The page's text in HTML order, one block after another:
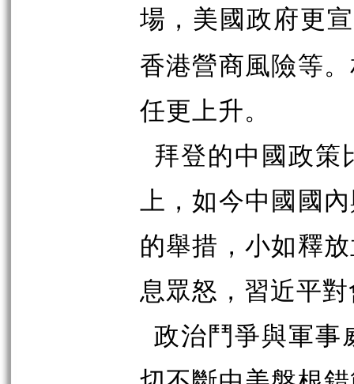
場，美國政府更
香港營商風險等
任更上升。
拜登的中國政策
上，如今中國國
的舉措，小如釋
息眾怒，習近平
政治鬥爭與軍事